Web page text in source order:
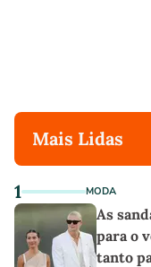
Mais Lidas
1 MODA
As
para o
tanto